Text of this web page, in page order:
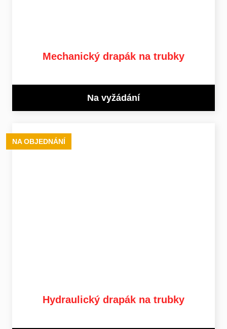
Mechanický drapák na trubky
Na vyžádání
NA OBJEDNÁNÍ
Hydraulický drapák na trubky